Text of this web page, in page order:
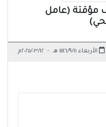
مؤقتة (عامل
الأربعاء ١٤٤٦/٩/١١ هـ - ٢٠٢٥/٠٣/١٢م